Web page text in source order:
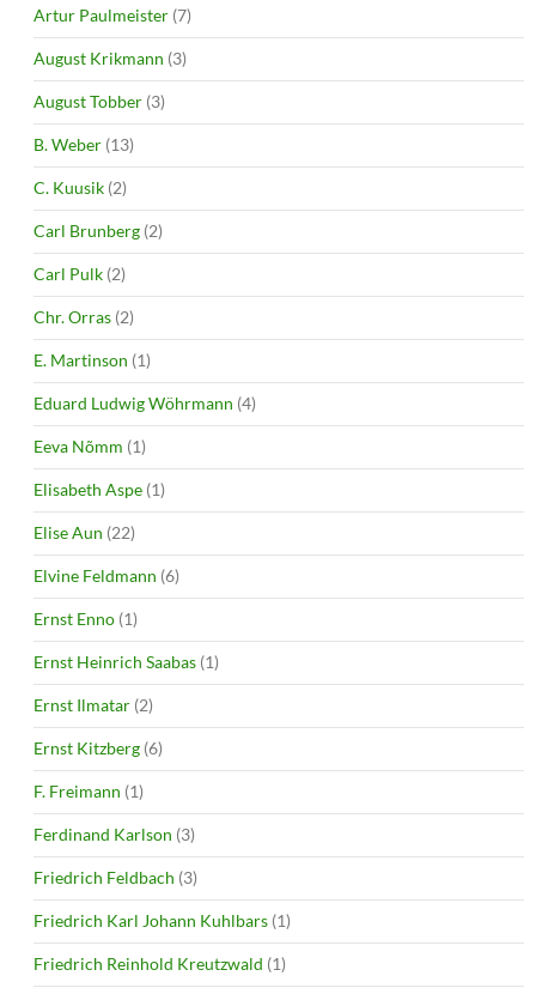
Artur Paulmeister (7)
August Krikmann (3)
August Tobber (3)
B. Weber (13)
C. Kuusik (2)
Carl Brunberg (2)
Carl Pulk (2)
Chr. Orras (2)
E. Martinson (1)
Eduard Ludwig Wöhrmann (4)
Eeva Nõmm (1)
Elisabeth Aspe (1)
Elise Aun (22)
Elvine Feldmann (6)
Ernst Enno (1)
Ernst Heinrich Saabas (1)
Ernst Ilmatar (2)
Ernst Kitzberg (6)
F. Freimann (1)
Ferdinand Karlson (3)
Friedrich Feldbach (3)
Friedrich Karl Johann Kuhlbars (1)
Friedrich Reinhold Kreutzwald (1)